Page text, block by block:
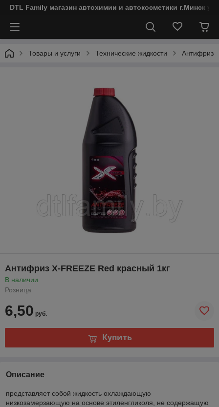
DTL Family магазин автохимии и автокосметики г.Минск
Товары и услуги Технические жидкости Антифриз
Антифриз X-FREEZE Red красный 1кг
В наличии
Розница
6,50 руб.
Купить
Описание
представляет собой жидкость охлаждающую
низкозамерзающую на основе этиленгликоля, не содержащую